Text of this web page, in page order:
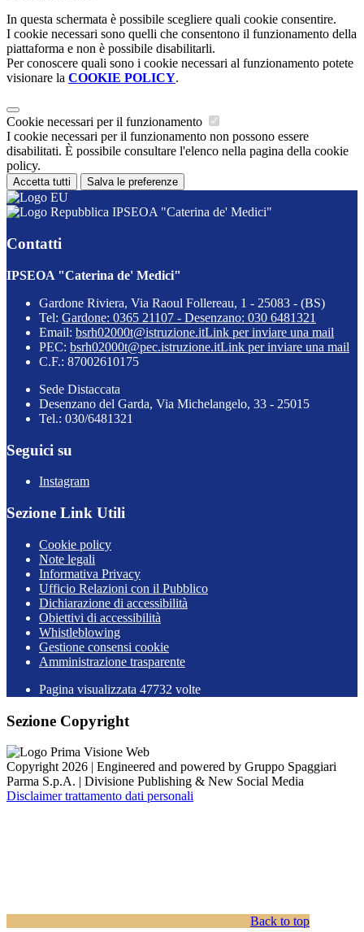
In questa schermata è possibile scegliere quali cookie consentire.
I cookie necessari sono quelli che consentono il funzionamento della
piattaforma e non è possibile disabilitarli.
Per conoscere quali sono i cookie necessari al funzionamento potete
visionare la COOKIE POLICY.
Cookie necessari per il funzionamento
I cookie necessari per il funzionamento non possono essere
disabilitati. È possibile consultare l'elenco nella pagina della cookie
policy.
Accetta tutti Salva le preferenze
IPSEOA "Caterina de' Medici"
Contatti
IPSEOA "Caterina de' Medici"
Gardone Riviera, Via Raoul Follereau, 1 - 25083 - (BS)
Tel: Gardone: 0365 21107 - Desenzano: 030 6481321
Email: bsrh02000t@istruzione.itLink per inviare una mail
PEC: bsrh02000t@pec.istruzione.itLink per inviare una mail
C.F.: 87002610175
Sede Distaccata
Desenzano del Garda, Via Michelangelo, 33 - 25015
Tel.: 030/6481321
Seguici su
Instagram
Sezione Link Utili
Cookie policy
Note legali
Informativa Privacy
Ufficio Relazioni con il Pubblico
Dichiarazione di accessibilità
Obiettivi di accessibilità
Whistleblowing
Gestione consensi cookie
Amministrazione trasparente
Pagina visualizzata 47732 volte
Sezione Copyright
Copyright 2026 | Engineered and powered by Gruppo Spaggiari
Parma S.p.A. | Divisione Publishing & New Social Media
Disclaimer trattamento dati personali
Back to top